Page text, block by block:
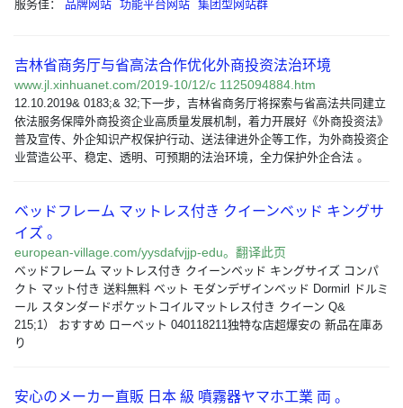
服务佳：
品牌网站 功能平台网站 集团型网站群
吉林省商务厅与省高法合作优化外商投资法治环境
www.jl.xinhuanet.com/2019-10/12/c 1125094884.htm
12.10.2019& 0183;& 32;下一步，吉林省商务厅将探索与省高法共同建立
依法服务保障外商投资企业高质量发展机制，着力开展好《外商投资法》
普及宣传、外企知识产权保护行动、送法律进外企等工作，为外商投资企
业营造公平、稳定、透明、可预期的法治环境，全力保护外企合法 。
ベッドフレーム マットレス付き クイーンベッド キングサ
イズ 。
european-village.com/yysdafvjjp-edu。翻译此页
ベッドフレーム マットレス付き クイーンベッド キングサイズ コンパ
クト マット付き 送料無料 ベット モダンデザインベッド Dormirl ドルミ
ール スタンダードポケットコイルマットレス付き クイーン Q&
215;1） おすすめ ローベット 040118211独特な店超爆安の 新品在庫あ
り
安心のメーカー直販 日本 級 噴霧器ヤマホ工業 両 。